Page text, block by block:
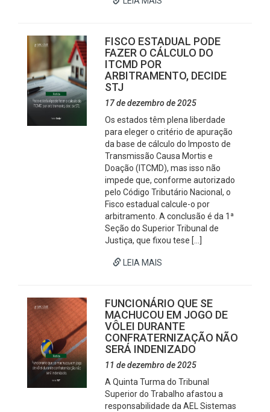
FISCO ESTADUAL PODE
FAZER O CÁLCULO DO
ITCMD POR
ARBITRAMENTO, DECIDE
STJ
17 de dezembro de 2025
Os estados têm plena liberdade
para eleger o critério de apuração
da base de cálculo do Imposto de
Transmissão Causa Mortis e
Doação (ITCMD), mas isso não
impede que, conforme autorizado
pelo Código Tributário Nacional, o
Fisco estadual calcule-o por
arbitramento. A conclusão é da 1ª
Seção do Superior Tribunal de
Justiça, que fixou tese […]
LEIA MAIS
FUNCIONÁRIO QUE SE
MACHUCOU EM JOGO DE
VÔLEI DURANTE
CONFRATERNIZAÇÃO NÃO
SERÁ INDENIZADO
11 de dezembro de 2025
A Quinta Turma do Tribunal
Superior do Trabalho afastou a
responsabilidade da AEL Sistemas